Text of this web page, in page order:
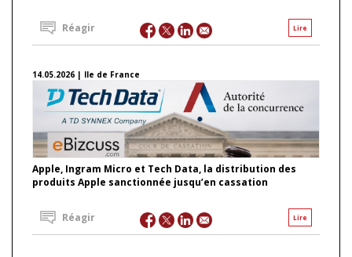
Lire
Réagir
14.05.2026 | Ile de France
Apple, Ingram Micro et Tech Data, la distribution des
produits Apple sanctionnée jusqu’en cassation
Lire
Réagir